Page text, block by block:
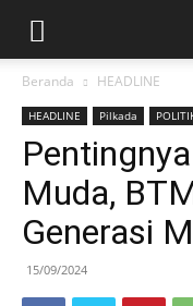
Beranda HEADLINE
HEADLINE Pilkada
Muda,
Generasi
15/09/2024